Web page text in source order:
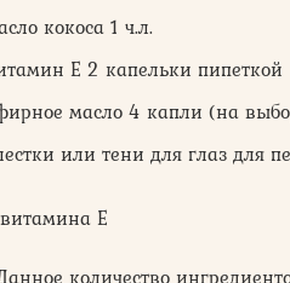
кокоса 1 ч.л.
Е 2 капельки пипеткой
масло 4 капли (на
или тени для глаз для
Е
количество